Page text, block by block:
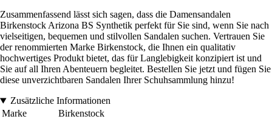
Zusammenfassend lässt sich sagen, dass die Damensandalen
Birkenstock Arizona BS Synthetik perfekt für Sie sind, wenn Sie nach
vielseitigen, bequemen und stilvollen Sandalen suchen. Vertrauen Sie
der renommierten Marke Birkenstock, die Ihnen ein qualitativ
hochwertiges Produkt bietet, das für Langlebigkeit konzipiert ist und
Sie auf all Ihren Abenteuern begleitet. Bestellen Sie jetzt und fügen Sie
diese unverzichtbaren Sandalen Ihrer Schuhsammlung hinzu!
Zusätzliche Informationen
Marke
Birkenstock